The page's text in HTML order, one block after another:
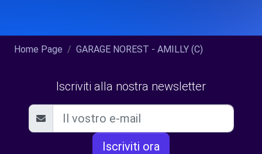
Home Page GARAGE NOREST - AMILLY (C)
Iscriviti alla nostra newsletter
Iscriviti ora